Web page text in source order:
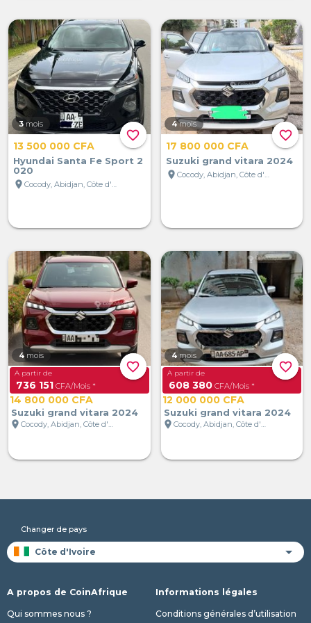
favorite_border
3 mois
13 500 000 CFA
Hyundai Santa Fe Sport 2
020
location_on
Cocody, Abidjan, Côte d'Ivoire
favorite_border
4 mois
17 800 000 CFA
Suzuki grand vitara 2024
location_on
Cocody, Abidjan, Côte d'Ivoire
favorite_border
4 mois
A partir de
736 151 CFA/Mois *
14 800 000 CFA
Suzuki grand vitara 2024
location_on
Cocody, Abidjan, Côte d'Ivoire
favorite_border
4 mois
A partir de
608 380 CFA/Mois *
12 000 000 CFA
Suzuki grand vitara 2024
location_on
Cocody, Abidjan, Côte d'Ivoire
Changer de pays
A propos de CoinAfrique
Qui sommes nous ?
Informations légales
Conditions générales d’utilisation